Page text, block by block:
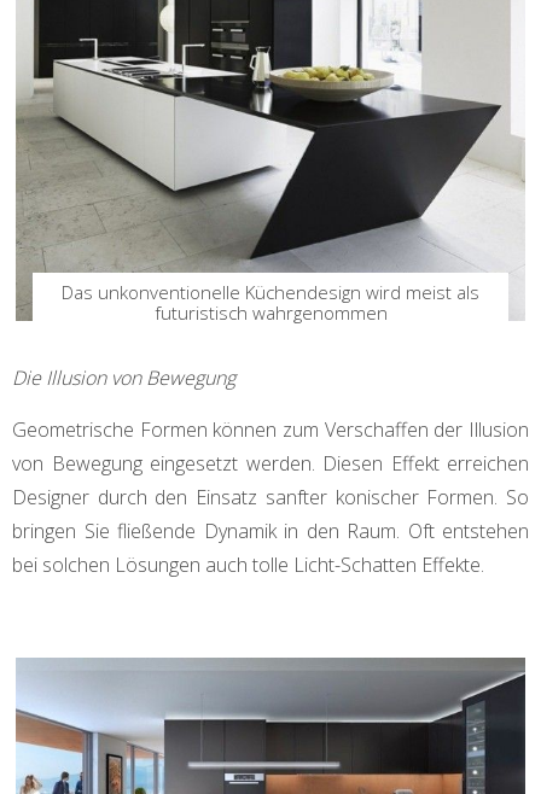
Das unkonventionelle Küchendesign wird meist als
futuristisch wahrgenommen
Die Illusion von Bewegung
Geometrische Formen können zum Verschaffen der Illusion
von Bewegung eingesetzt werden. Diesen Effekt erreichen
Designer durch den Einsatz sanfter konischer Formen. So
bringen Sie fließende Dynamik in den Raum. Oft entstehen
bei solchen Lösungen auch tolle Licht-Schatten Effekte.